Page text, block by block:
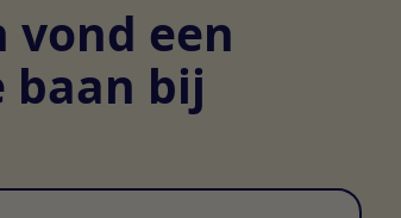
een
baan bij